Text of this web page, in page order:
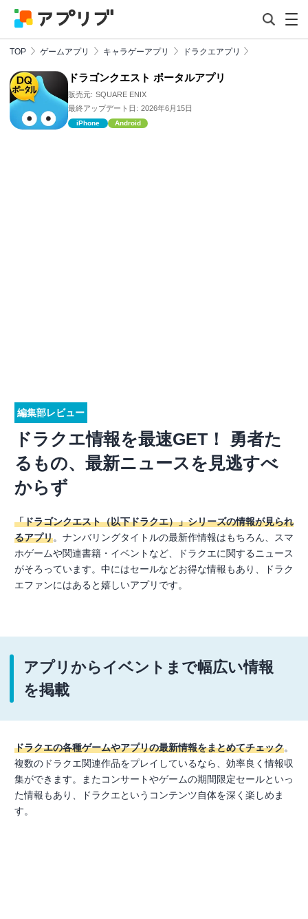
TOP ゲームアプリ キャラゲーアプリ ドラクエアプリ
ドラゴンクエスト ポータルアプリ
販売元: SQUARE ENIX
最終アップデート日: 2026年6月15日
iPhone Android
編集部レビュー
ドラクエ情報を最速GET！ 勇者た
るもの、最新ニュースを見逃すべ
からず
「ドラゴンクエスト（以下ドラクエ）」シリーズの情報が見られ
るアプリ。ナンバリングタイトルの最新作情報はもちろん、スマ
ホゲームや関連書籍・イベントなど、ドラクエに関するニュース
がそろっています。中にはセールなどお得な情報もあり、ドラク
エファンにはあると嬉しいアプリです。
アプリからイベントまで幅広い情報
を掲載
ドラクエの各種ゲームやアプリの最新情報をまとめてチェック。
複数のドラクエ関連作品をプレイしているなら、効率良く情報収
集ができます。またコンサートやゲームの期間限定セールといっ
た情報もあり、ドラクエというコンテンツ自体を深く楽しめま
す。